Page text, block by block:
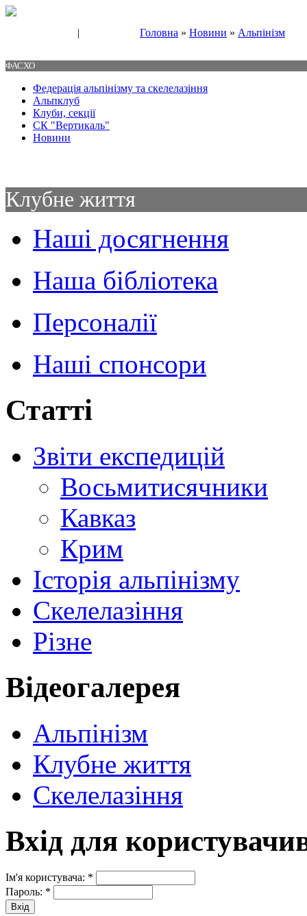
| Головна » Новини » Альпінізм
ФАСХО
Федерація альпінізму та скелелазіння
Альпклуб
Клуби, секції
СК "Вертикаль"
Новини
Клубне життя
Наші досягнення
Наша бібліотека
Персоналії
Наші спонсори
Статті
Звіти експедицій
Восьмитисячники
Кавказ
Крим
Історія альпінізму
Скелелазіння
Різне
Відеогалерея
Альпінізм
Клубне життя
Скелелазіння
Вхід для
Ім'я користувача: *
Пароль: *